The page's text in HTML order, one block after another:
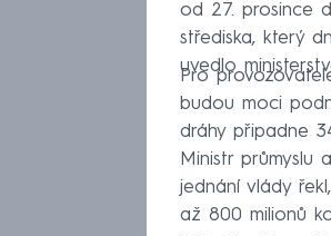
od 27. prosince
střediska, který
uvedlo
Pro
budou moci
dráhy připadne
Ministr průmyslu
jednání vlády
až 800 milionů